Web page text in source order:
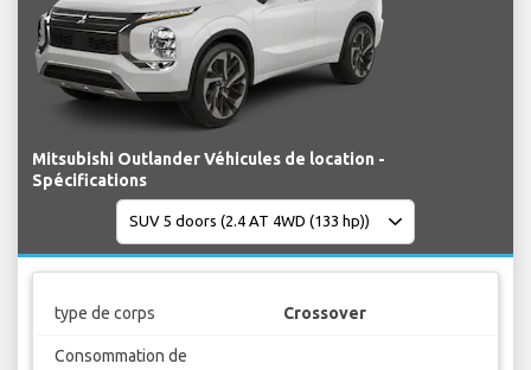
Mitsubishi Outlander Véhicules de location -
Spécifications
type de corps Crossover
Consommation de